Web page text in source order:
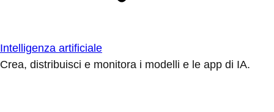
Intelligenza artificiale
Crea, distribuisci e monitora i modelli e le app di IA.